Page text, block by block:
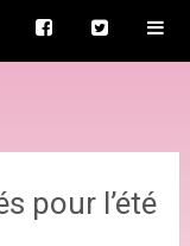
pour l’été